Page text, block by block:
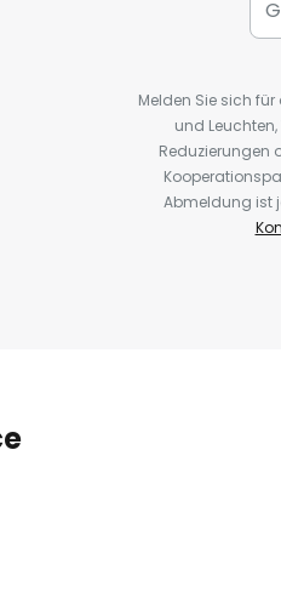
Melden Sie sich
und
Reduzierungen
Abmeldung ist